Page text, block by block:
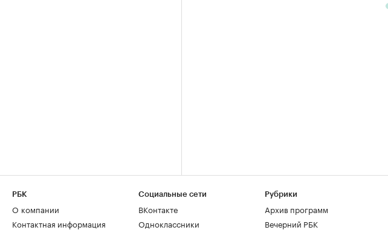
РБК
О компании
Контактная информация
Социальные сети
ВКонтакте
Одноклассники
Рубрики
Архив программ
Вечерний РБК